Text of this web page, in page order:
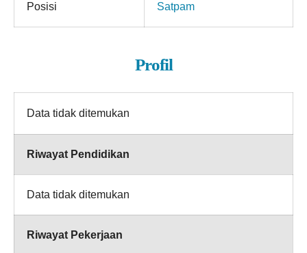
Posisi Satpam
Profil
Data tidak ditemukan
Riwayat Pendidikan
Data tidak ditemukan
Riwayat Pekerjaan